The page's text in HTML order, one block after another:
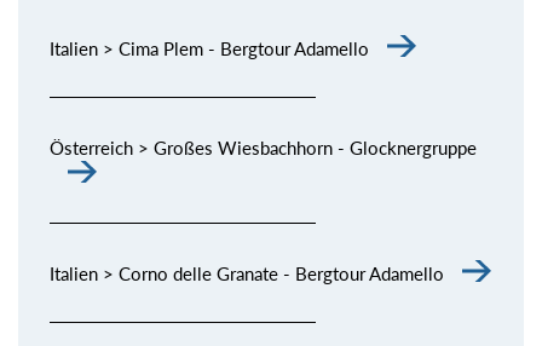
Italien > Cima Plem - Bergtour Adamello
Österreich > Großes Wiesbachhorn - Glocknergruppe
Italien > Corno delle Granate - Bergtour Adamello